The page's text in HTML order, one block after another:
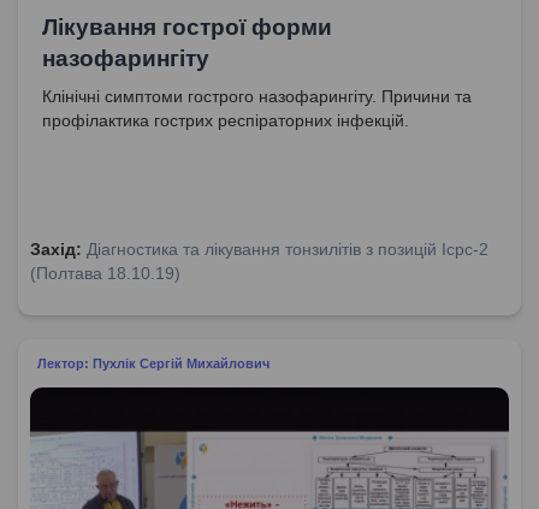
Лікування гострої форми
назофарингіту
Клінічні симптоми гострого назофарингіту. Причини та
профілактика гострих респіраторних інфекцій.
Захід: Діагностика та лікування тонзилітів з позицій Icpc-2
(Полтава 18.10.19)
Лектор: Пухлік Сергій Михайлович